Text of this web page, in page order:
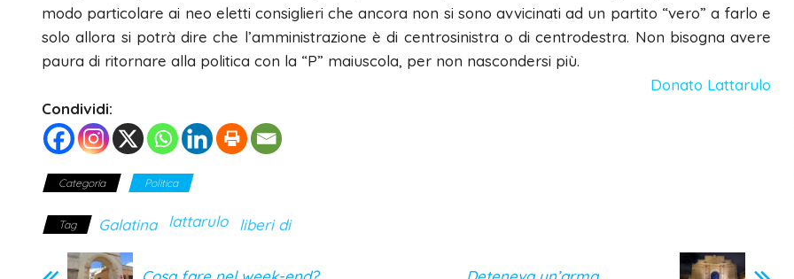
modo particolare ai neo eletti consiglieri che ancora non si sono avvicinati ad un partito “vero” a farlo e
solo allora si potrà dire che l’amministrazione è di centrosinistra o di centrodestra. Non bisogna avere
paura di ritornare alla politica con la “P” maiuscola, per non nascondersi più.
Donato Lattarulo
Condividi:
Categoria Politica
Tag Galatina lattarulo liberi di